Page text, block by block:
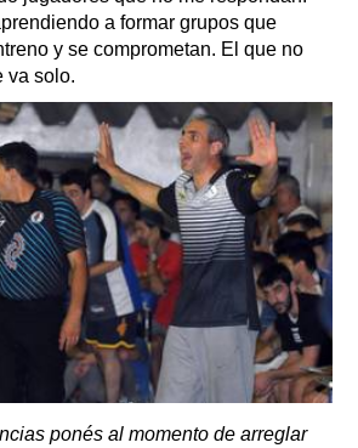
a formar grupos que
y se comprometan. El que no
va solo.
ponés al momento de arreglar